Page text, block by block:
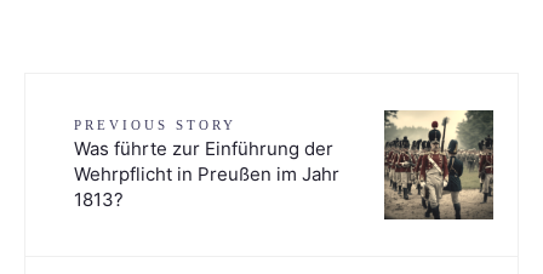
PREVIOUS STORY
Was führte zur Einführung der
Wehrpflicht in Preußen im Jahr
1813?